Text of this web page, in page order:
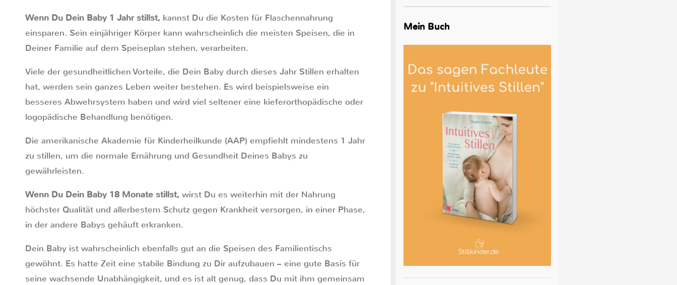
Wenn Du Dein Baby 1 Jahr stillst, kannst Du die Kosten für Flaschennahrung
einsparen. Sein einjähriger Körper kann wahrscheinlich die meisten Speisen, die in
Deiner Familie auf dem Speiseplan stehen, verarbeiten.
Viele der gesundheitlichen Vorteile, die Dein Baby durch dieses Jahr Stillen erhalten
hat, werden sein ganzes Leben weiter bestehen. Es wird beispielsweise ein
besseres Abwehrsystem haben und wird viel seltener eine kieferorthopädische oder
logopädische Behandlung benötigen.
Die amerikanische Akademie für Kinderheilkunde (AAP) empfiehlt mindestens 1 Jahr
zu stillen, um die normale Ernährung und Gesundheit Deines Babys zu
gewährleisten.
Wenn Du Dein Baby 18 Monate stillst, wirst Du es weiterhin mit der Nahrung
höchster Qualität und allerbestem Schutz gegen Krankheit versorgen, in einer Phase,
in der andere Babys gehäuft erkranken.
Dein Baby ist wahrscheinlich ebenfalls gut an die Speisen des Familientischs
gewöhnt. Es hatte Zeit eine stabile Bindung zu Dir aufzubauen – eine gute Basis für
seine wachsende Unabhängigkeit, und es ist alt genug, dass Du mit ihm gemeinsam
Mein Buch